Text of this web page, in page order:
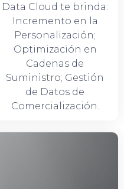
Data Cloud te brinda:
Incremento en la
Personalización;
Optimización en
Cadenas de
Suministro; Gestión
de Datos de
Comercialización.